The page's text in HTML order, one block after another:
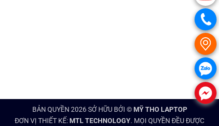
BẢN QUYỀN 2026 SỞ HỮU BỞI © MỸ THO LAPTOP
ĐƠN VỊ THIẾT KẾ: MTL TECHNOLOGY. MỌI QUYỀN ĐỀU ĐƯỢC
.
.
.
.